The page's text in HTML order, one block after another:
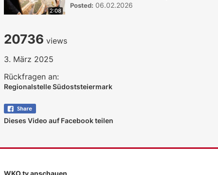
2:08
Posted: 06.02.2026
20736 views
3. März 2025
Rückfragen an:
Regionalstelle Südoststeiermark
Dieses Video auf Facebook teilen
WKO.tv anschauen